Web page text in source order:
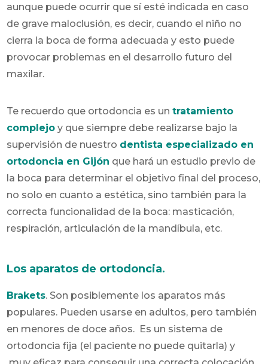
aunque puede ocurrir que sí esté indicada en caso
de grave maloclusión, es decir, cuando el niño no
cierra la boca de forma adecuada y esto puede
provocar problemas en el desarrollo futuro del
maxilar.
Te recuerdo que ortodoncia es untratamiento
complejo y que siempre debe realizarse bajo la
supervisión de nuestro dentista especializado en
ortodoncia en Gijón que hará un estudio previo de
la boca para determinar el objetivo final del proceso,
no solo en cuanto a estética, sino también para la
correcta funcionalidad de la boca: masticación,
respiración, articulación de la mandíbula, etc.
Los aparatos de ortodoncia.
Brakets. Son posiblemente los aparatos más
populares. Pueden usarse en adultos, pero también
en menores de doce años. Es un sistema de
ortodoncia fija (el paciente no puede quitarla) y